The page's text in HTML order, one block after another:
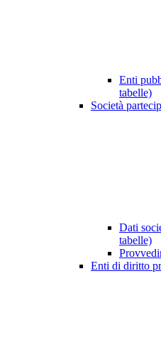
Enti
tabelle)
Società
Dati
tabelle)
Enti di diritto